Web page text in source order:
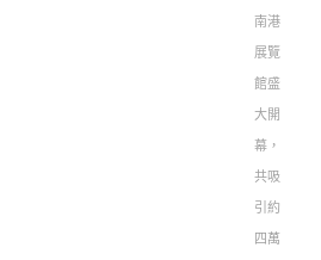
南港
展覽
館盛
大開
幕，
共吸
引約
四萬